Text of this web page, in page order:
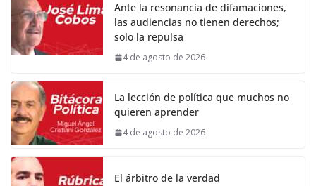
Ante la resonancia de difamaciones,
las audiencias no tienen derechos;
solo la repulsa
4 de agosto de 2026
La lección de política que muchos no
quieren aprender
4 de agosto de 2026
El árbitro de la verdad